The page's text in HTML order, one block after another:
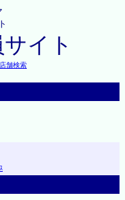
イト
店舗検索